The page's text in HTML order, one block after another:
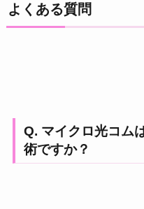
よくある質問
Q. マイクロ光コム
術ですか？